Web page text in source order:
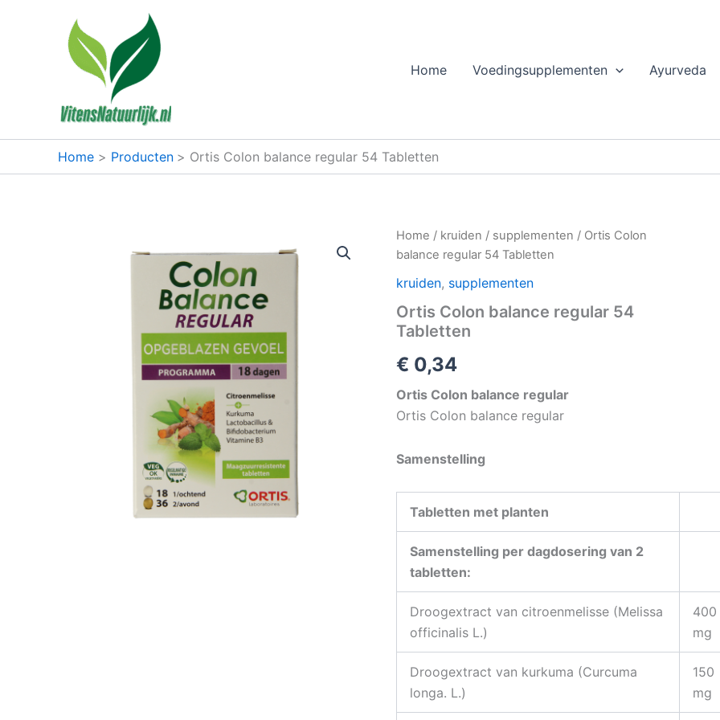
Home Voedingsupplementen Ayurveda
Home Producten Ortis Colon balance regular 54 Tabletten
Home / kruiden / supplementen / Ortis Colon
balance regular 54 Tabletten
kruiden, supplementen
Ortis Colon balance regular 54
Tabletten
€ 0,34
Ortis Colon balance regular
Ortis Colon balance regular
Samenstelling
Tabletten met planten
Samenstelling per dagdosering van 2
tabletten:
Droogextract van citroenmelisse (Melissa
officinalis L.)
400
mg
Droogextract van kurkuma (Curcuma
longa. L.)
150
mg